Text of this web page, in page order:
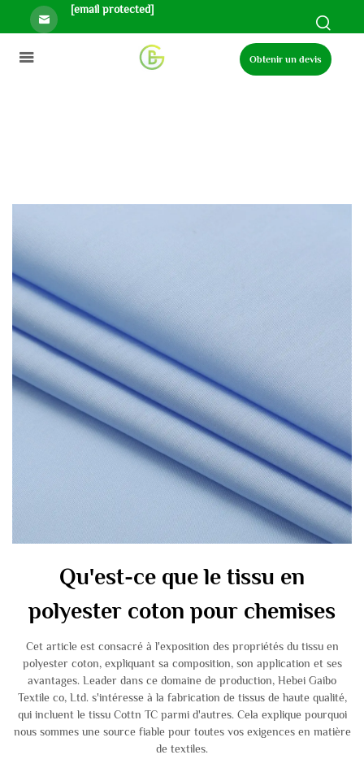
[email protected]
Obtenir un devis
Qu'est-ce que le tissu en
polyester coton pour chemises
Cet article est consacré à l'exposition des propriétés du tissu en
polyester coton, expliquant sa composition, son application et ses
avantages. Leader dans ce domaine de production, Hebei Gaibo
Textile co, Ltd. s'intéresse à la fabrication de tissus de haute qualité,
qui incluent le tissu Cottn TC parmi d'autres. Cela explique pourquoi
nous sommes une source fiable pour toutes vos exigences en matière
de textiles.